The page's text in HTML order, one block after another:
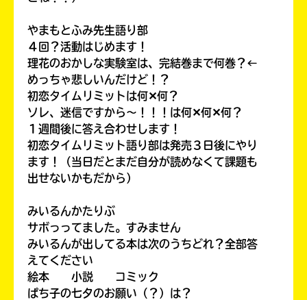
やまもとふみ先生語り部
４回？活動はじめます！
理花のおかしな実験室は、完結巻まで何巻？←
めっちゃ悲しいんだけど！？
初恋タイムリミットは何✕何？
ソレ、迷信ですから〜！！！は何✕何✕何？
１週間後に答え合わせします！
初恋タイムリミット語り部は発売３日後にやり
ます！（当日だとまだ自分が読めなくて課題も
出せないかもだから）
みいるんかたりぶ
サボっってました。すみません
みいるんが出してる本は次のうちどれ？全部答
えてください
絵本 小説 コミック
ぱち子の七夕のお願い（？）は？